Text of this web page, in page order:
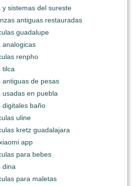
sistemas del sureste
antiguas restauradas
guadalupe
analogicas
renpho
tilca
de pesas
en puebla
digitales baño
uline
kretz guadalajara
app
para bebes
dina
para maletas